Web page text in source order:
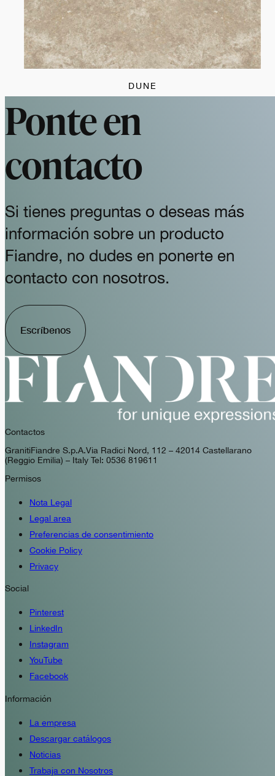
DUNE
Ponte en
contacto
Si tienes preguntas o deseas más
información sobre un producto
Fiandre, no dudes en ponerte en
contacto con nosotros.
Escríbenos
Contactos
GranitiFiandre S.p.A. Via Radici Nord, 112 – 42014 Castellarano
(Reggio Emilia) – Italy Tel: 0536 819611
Permisos
Nota Legal
Legal area
Preferencias de consentimiento
Cookie Policy
Privacy
Social
Pinterest
LinkedIn
Instagram
YouTube
Facebook
Información
La empresa
Descargar catálogos
Noticias
Trabaja con Nosotros